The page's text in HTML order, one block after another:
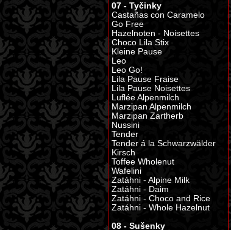
07 - Tyčinky
Castañas con Caramelo
Go Free
Hazelnoten - Noisettes
Choco Lila Stix
Kleine Pause
Leo
Leo Go!
Lila Pause Fraise
Lila Pause Noisettes
Luflée Alpenmilch
Marzipan Alpenmilch
Marzipan Zartherb
Nussini
Tender
Tender á la Schwarzwälder
Kirsch
Toffee Wholenut
Wafelini
Zatáhni - Alpine Milk
Zatáhni - Daim
Zatáhni - Choco and Rice
Zatáhni - Whole Hazelnut
08 - Sušenky